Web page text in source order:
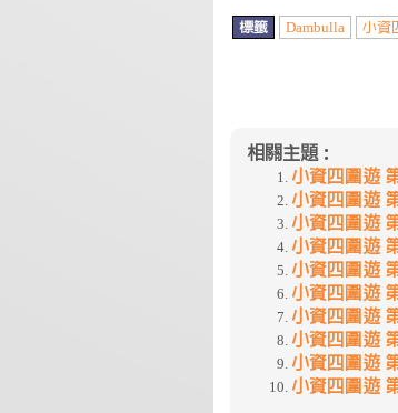
標籤 Dambulla 小資
相關主題：
小資四圍遊
小資四圍遊
小資四圍遊
小資四圍遊
小資四圍遊
小資四圍遊
小資四圍遊
小資四圍遊
小資四圍遊
小資四圍遊